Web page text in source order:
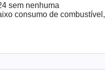
sem nenhuma
consumo de combustível,